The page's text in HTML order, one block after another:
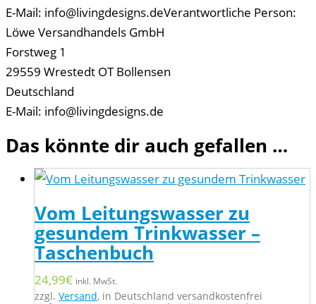
E-Mail: info@livingdesigns.deVerantwortliche Person:
Löwe Versandhandels GmbH
Forstweg 1
29559 Wrestedt OT Bollensen
Deutschland
E-Mail: info@livingdesigns.de
Das könnte dir auch gefallen …
Vom Leitungswasser zu
gesundem Trinkwasser –
Taschenbuch
24,99€ inkl. MwSt.
zzgl. Versand, in Deutschland versandkostenfrei